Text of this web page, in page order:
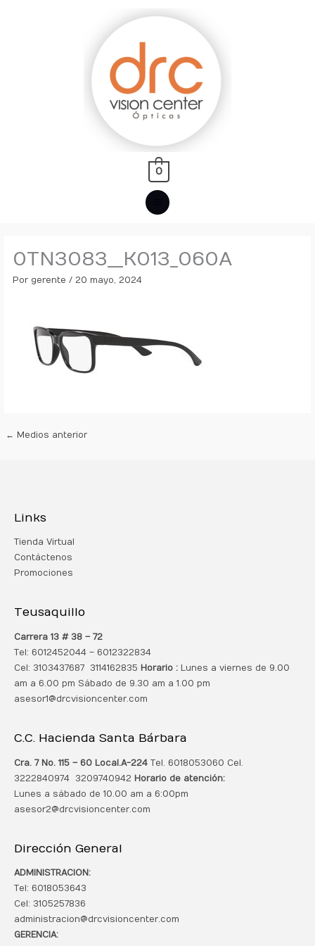
MENÚ
PRINCIPAL
0
0TN3083__K013_060A
Por gerente/20 mayo, 2024
← Medios anterior
Links
Tienda Virtual
Contáctenos
Promociones
Teusaquillo
Carrera 13 # 38 – 72
Tel: 6012452044 – 6012322834
Cel: 3103437687 3114162835 Horario : Lunes a viernes de 9.00
am a 6.00 pm Sábado de 9.30 am a 1.00 pm
asesor1@drcvisioncenter.com
C.C. Hacienda Santa Bárbara
Cra. 7 No. 115 – 60 Local.A-224 Tel. 6018053060 Cel.
3222840974 3209740942 Horario de atención:
Lunes a sábado de 10.00 am a 6:00pm
asesor2@drcvisioncenter.com
Dirección General
ADMINISTRACION:
Tel: 6018053643
Cel: 3105257836
administracion@drcvisioncenter.com
GERENCIA: